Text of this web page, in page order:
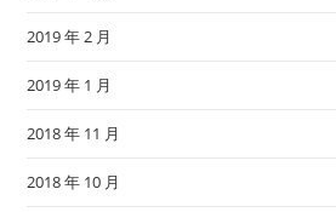
2019 年 2 月
2019 年 1 月
2018 年 11 月
2018 年 10 月